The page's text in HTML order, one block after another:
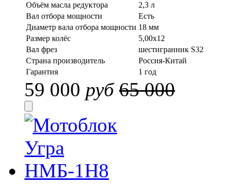
Объём масла редуктора
2,3 л
Вал отбора мощности
Есть
Диаметр вала отбора мощности 18 мм
Размер колёс
5,00x12
Вал фрез
шестигранник S32
Страна производитель
Россия-Китай
Гарантия
1 год
59 000 руб 65 000